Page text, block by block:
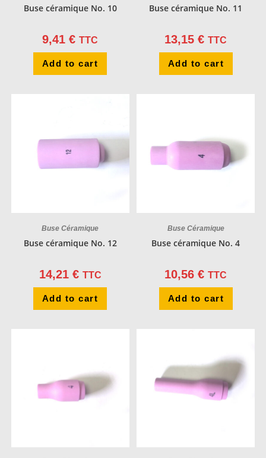
Buse céramique No. 10
9,41€ TTC
Add to cart
Buse céramique No. 11
13,15€ TTC
Add to cart
Buse Céramique
Buse céramique No. 12
14,21 € TTC
Add to cart
Buse Céramique
Buse céramique No. 4
10,56€ TTC
Add to cart